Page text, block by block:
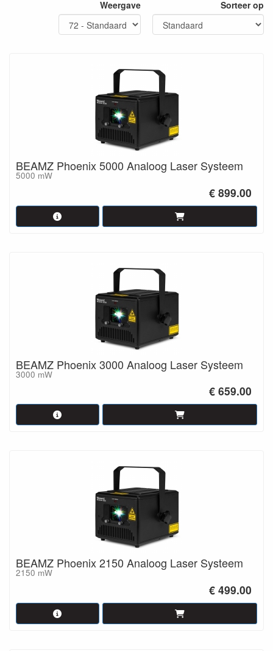
De meeste lasers zijn voorgeprogrammeerd en stand-alone te
gebruiken of ze kunnen, voor meer controle, aangestuurd worden
nog een stap verder: hiermee kun je alle individuele elementen
van de laser aansturen. Dit is minder eenvoudig, maar biedt meer
Er zijn tientallen manieren om lasereffecten op te nemen in je
lichtset, dus het is misschien niet altijd duidelijk hoe de beste
keuze te maken. Neem daarom gerustcontact
Weergave Sorteer op
BEAMZ Phoenix 5000 Analoog Laser Systeem
5000 mW
€ 899.00
BEAMZ Phoenix 3000 Analoog Laser Systeem
3000 mW
€ 659.00
BEAMZ Phoenix 2150 Analoog Laser Systeem
2150 mW
€ 499.00